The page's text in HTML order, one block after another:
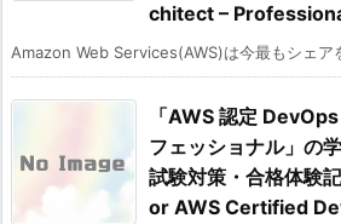
chitect –
Amazon Web Services(AWS)は今最もシェア
「AWS 認定
フェッショナル」の
試験対策・合格体験
or AWS Certified